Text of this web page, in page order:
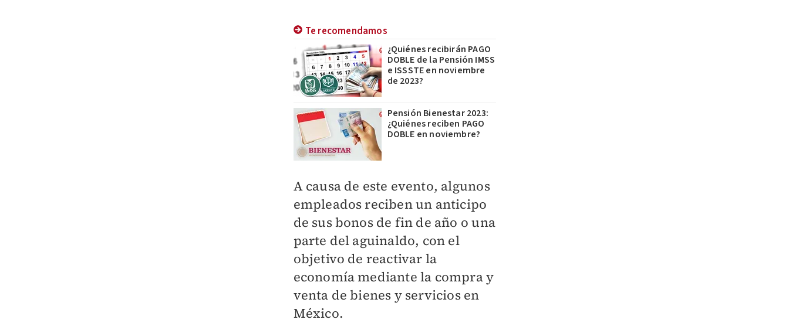
Te recomendamos
¿Quiénes recibirán PAGO
DOBLE de la Pensión IMSS
e ISSSTE en noviembre
de 2023?
Pensión Bienestar 2023:
¿Quiénes reciben PAGO
DOBLE en noviembre?
A causa de este evento, algunos
empleados reciben un anticipo
de sus bonos de fin de año o una
parte del aguinaldo, con el
objetivo de reactivar la
economía mediante la compra y
venta de bienes y servicios en
México.